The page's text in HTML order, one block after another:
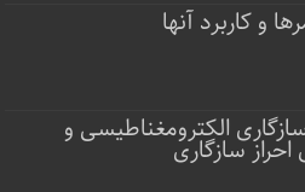
و کاربرد آنها
سازگاری الکترومغناطیسی و
احراز سازگاری